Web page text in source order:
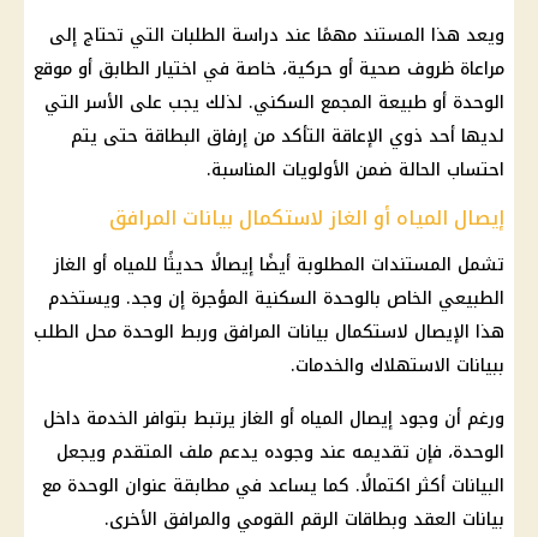
ويعد هذا المستند مهمًا عند دراسة الطلبات التي تحتاج إلى
مراعاة ظروف صحية أو حركية، خاصة في اختيار الطابق أو موقع
الوحدة أو طبيعة المجمع السكني. لذلك يجب على الأسر التي
لديها أحد ذوي الإعاقة التأكد من إرفاق البطاقة حتى يتم
احتساب الحالة ضمن الأولويات المناسبة.
إيصال المياه أو الغاز لاستكمال بيانات المرافق
تشمل المستندات المطلوبة أيضًا إيصالًا حديثًا للمياه أو الغاز
الطبيعي الخاص بالوحدة السكنية المؤجرة إن وجد. ويستخدم
هذا الإيصال لاستكمال بيانات المرافق وربط الوحدة محل الطلب
ببيانات الاستهلاك والخدمات.
ورغم أن وجود إيصال المياه أو الغاز يرتبط بتوافر الخدمة داخل
الوحدة، فإن تقديمه عند وجوده يدعم ملف المتقدم ويجعل
البيانات أكثر اكتمالًا. كما يساعد في مطابقة عنوان الوحدة مع
بيانات العقد وبطاقات الرقم القومي والمرافق الأخرى.